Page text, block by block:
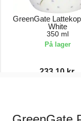
GreenGate
White
350 ml
På lager
233,10 kr.